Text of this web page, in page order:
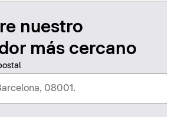
nuestro
más cercano